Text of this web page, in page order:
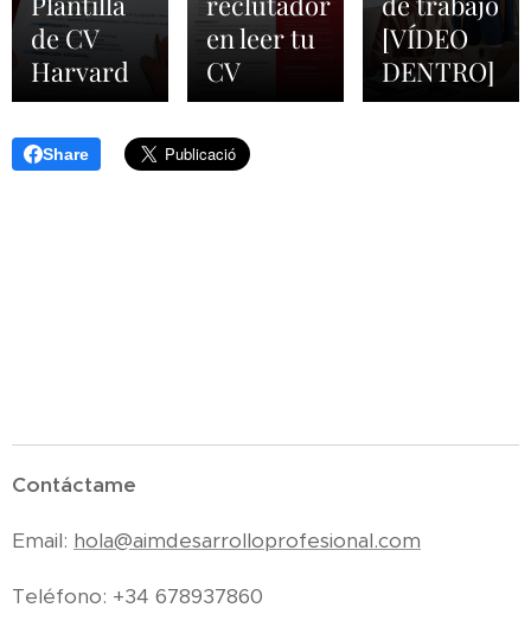
de CV
Harvard
en leer tu
CV
[VÍDEO
DENTRO]
Share
Contáctame
Email: hola@aimdesarrolloprofesional.com
Teléfono: +34 678937860